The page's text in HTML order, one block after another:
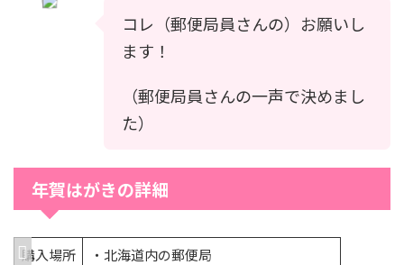
コレ（郵便局員さんの）お願いし
ます！
（郵便局員さんの一声で決めまし
た）
年賀はがきの詳細
購入場所
・北海道内の郵便局